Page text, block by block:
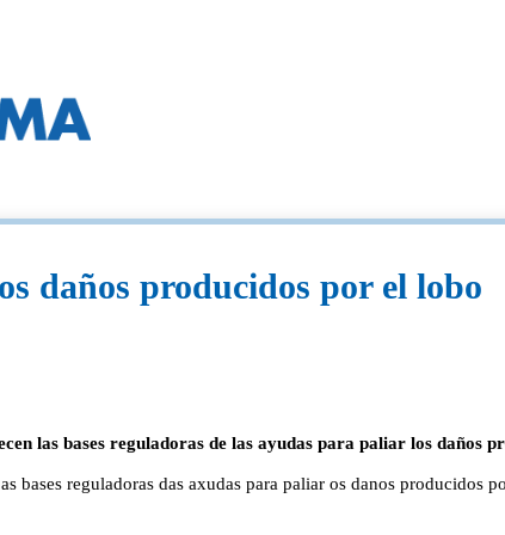
daños producidos por el lobo
las bases reguladoras de las ayudas para paliar los daños
bases reguladoras das axudas para paliar os danos